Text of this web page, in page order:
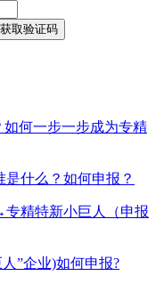
获取验证码
如何一步一步成为专精
什么？如何申报？
精特新小巨人（申报
”企业)如何申报?